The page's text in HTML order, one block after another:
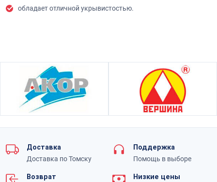
обладает отличной укрывистостью.
Доставка
Доставка по Томску
Поддержка
Помощь в выборе
Возврат
Низкие цены